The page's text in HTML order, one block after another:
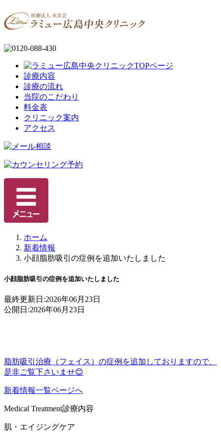
診療内容
診療の流れ
当院のこだわり
料金表
クリニック案内
アクセス
ホーム
新着情報
小顔脂肪吸引の症例を追加いたしました
小顔脂肪吸引の症例を追加いたしました
最終更新日:2026年06月23日
公開日:2026年06月23日
脂肪吸引治療（フェイス）の症例を追加しておりますので、
是非ご覧下さいませ😊
新着情報一覧ページへ
Medical Treatment診療内容
肌・エイジングケア